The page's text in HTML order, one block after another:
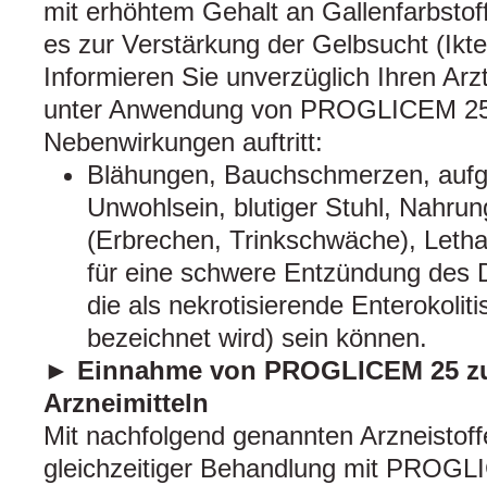
mit erhöhtem Gehalt an
es zur Verstärkung der Gelbsucht
Informieren Sie unverzüglich Ihren
unter Anwendung von PROGLICEM
Nebenwirkungen auftritt:
Blähungen, Bauchschmerzen,
Unwohlsein, blutiger Stuhl,
(Erbrechen, Trinkschwäche),
für eine schwere Entzündung des
die als nekrotisierende
bezeichnet wird) sein können.
► Einnahme von PROGLICEM 25
Arzneimitteln
Mit nachfolgend genannten
gleichzeitiger Behandlung mit